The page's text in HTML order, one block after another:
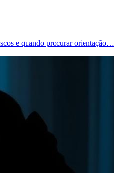
e quando procurar orientação…